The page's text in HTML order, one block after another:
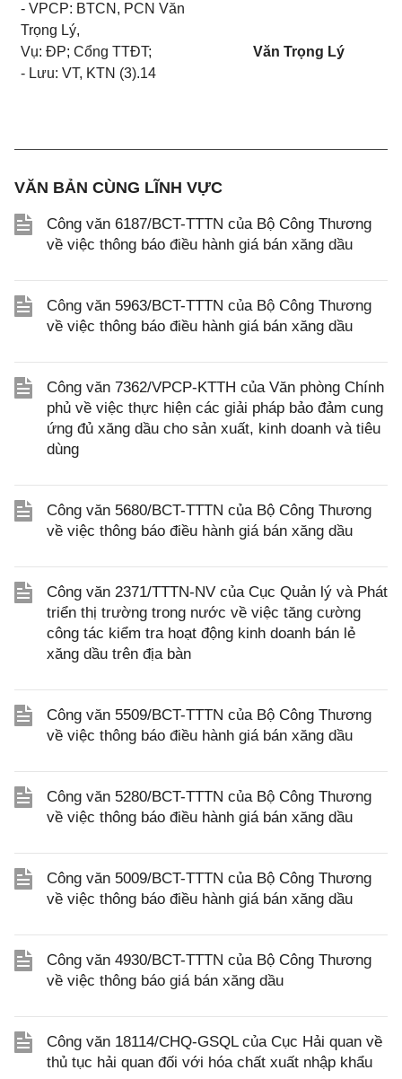
- VPCP: BTCN, PCN Văn
Trọng Lý,
Vụ: ĐP; Cổng TTĐT;
- Lưu: VT, KTN (3).14
Văn Trọng Lý
VĂN BẢN CÙNG LĨNH VỰC
Công văn 6187/BCT-TTTN của Bộ Công Thương
về việc thông báo điều hành giá bán xăng dầu
Công văn 5963/BCT-TTTN của Bộ Công Thương
về việc thông báo điều hành giá bán xăng dầu
Công văn 7362/VPCP-KTTH của Văn phòng Chính
phủ về việc thực hiện các giải pháp bảo đảm cung
ứng đủ xăng dầu cho sản xuất, kinh doanh và tiêu
dùng
Công văn 5680/BCT-TTTN của Bộ Công Thương
về việc thông báo điều hành giá bán xăng dầu
Công văn 2371/TTTN-NV của Cục Quản lý và Phát
triển thị trường trong nước về việc tăng cường
công tác kiểm tra hoạt động kinh doanh bán lẻ
xăng dầu trên địa bàn
Công văn 5509/BCT-TTTN của Bộ Công Thương
về việc thông báo điều hành giá bán xăng dầu
Công văn 5280/BCT-TTTN của Bộ Công Thương
về việc thông báo điều hành giá bán xăng dầu
Công văn 5009/BCT-TTTN của Bộ Công Thương
về việc thông báo điều hành giá bán xăng dầu
Công văn 4930/BCT-TTTN của Bộ Công Thương
về việc thông báo giá bán xăng dầu
Công văn 18114/CHQ-GSQL của Cục Hải quan về
thủ tục hải quan đối với hóa chất xuất nhập khẩu